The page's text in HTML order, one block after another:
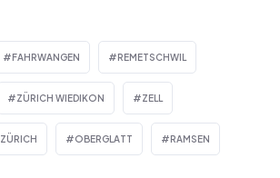
FAHRWANGEN REMETSCHWIL
ZÜRICH WIEDIKON ZELL
ZÜRICH OBERGLATT RAMSEN